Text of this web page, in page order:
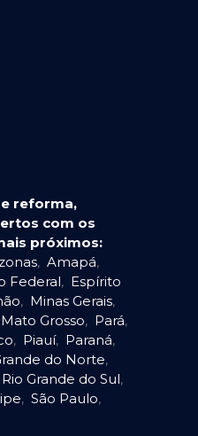
reforma,
com os
próximos:
, Amapá,
Federal, Espírito
, Minas Gerais,
Mato Grosso, Pará,
, Piauí, Paraná,
do Norte,
Rio Grande do Sul,
, São Paulo,